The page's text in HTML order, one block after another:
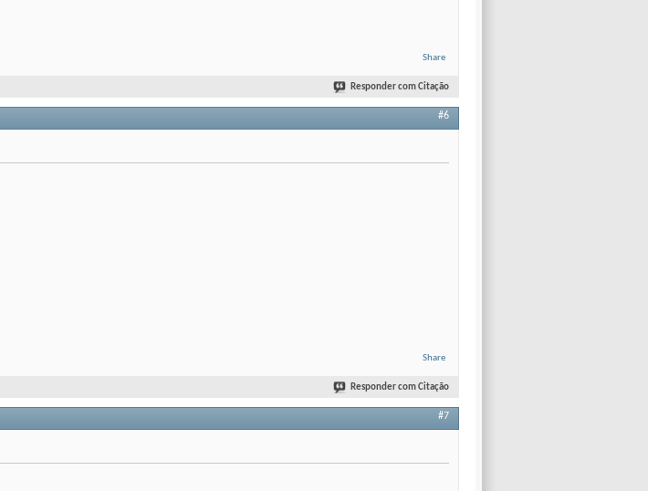
Share
Responder com Citação
#6
Share
Responder com Citação
#7